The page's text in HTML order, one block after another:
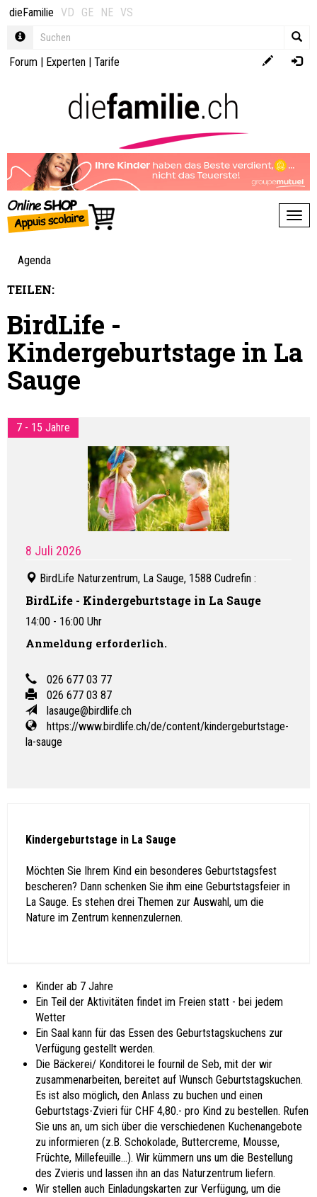
dieFamilie VD GE NE VS
Forum | Experten | Tarife
Agenda
TEILEN:
BirdLife -
Kindergeburtstage in La
Sauge
7 - 15 Jahre
8 Juli 2026
BirdLife Naturzentrum, La Sauge, 1588 Cudrefin :
BirdLife - Kindergeburtstage in La Sauge
14:00 - 16:00 Uhr
Anmeldung erforderlich.
026 677 03 77
026 677 03 87
lasauge@birdlife.ch
https://www.birdlife.ch/de/content/kindergeburtstage-
la-sauge
Kindergeburtstage in La Sauge
Möchten Sie Ihrem Kind ein besonderes Geburtstagsfest
bescheren? Dann schenken Sie ihm eine Geburtstagsfeier in
La Sauge. Es stehen drei Themen zur Auswahl, um die
Nature im Zentrum kennenzulernen.
Kinder ab 7 Jahre
Ein Teil der Aktivitäten findet im Freien statt - bei jedem
Wetter
Ein Saal kann für das Essen des Geburtstagskuchens zur
Verfügung gestellt werden.
Die Bäckerei/ Konditorei le fournil de Seb, mit der wir
zusammenarbeiten, bereitet auf Wunsch Geburtstagskuchen.
Es ist also möglich, den Anlass zu buchen und einen
Geburtstags-Zvieri für CHF 4,80.- pro Kind zu bestellen. Rufen
Sie uns an, um sich über die verschiedenen Kuchenangebote
zu informieren (z.B. Schokolade, Buttercreme, Mousse,
Früchte, Millefeuille...). Wir kümmern uns um die Bestellung
des Zvieris und lassen ihn an das Naturzentrum liefern.
Wir stellen auch Einladungskarten zur Verfügung, um die